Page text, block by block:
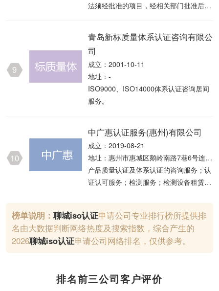
法须经批准的项目，经相关部门批准后方
采购代理服务；商务代理代办服务；国际
船舶代理；国内货物运输代理；成品油仓
储（不含危险化学品）；工程和技术研究
和试验发展；港口理货；标准化服务；包
装服务；环保咨询服务；安全咨询服务；
新材料技术推广服务；信息技术咨询服
服务）；科技指导；科技中介服务；技术
服务、技术开发、技术咨询、技术交流、
技术转让、技术推广；企业管理；供应链
管理服务
9
青岛新标质量体系认证咨询有限公
司
成立：2001-10-11
地址：-
ISO9000、ISO14000体系认证咨询居间
服务。
10
中广惠认证服务(惠州)有限公司
成立：2019-08-21
地址：惠州市惠城区鹅岭南路7巷6号连成
大厦17层07号房
产品质量认证及体系认证的咨询服务；认
证认可服务；检测服务；检测设备租赁。
动)
榜单说明： 聊城iso认证申请公司专业排行榜所提供排
名由大数据判断网络热度及搜索指数，综合产生的
2026聊城iso认证申请公司网络排名，仅供参考。
排名前三公司客户评价